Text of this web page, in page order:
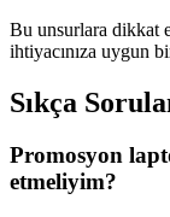
Bu unsurlara dikkat
ihtiyacınıza uygun
Sıkça
Promosyon
etmeliyim?